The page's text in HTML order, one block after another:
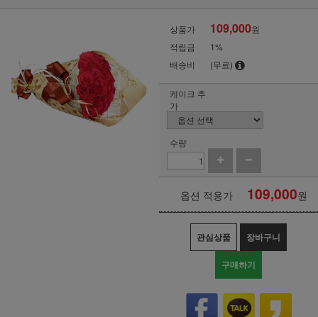
상품가 109,000원
적립금
1%
배송비
(무료)
케이크 추
가
수량
옵션 적용가 109,000원
관심상품 장바구니
구매하기